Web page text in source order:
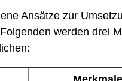
Ansätze zur
werden drei